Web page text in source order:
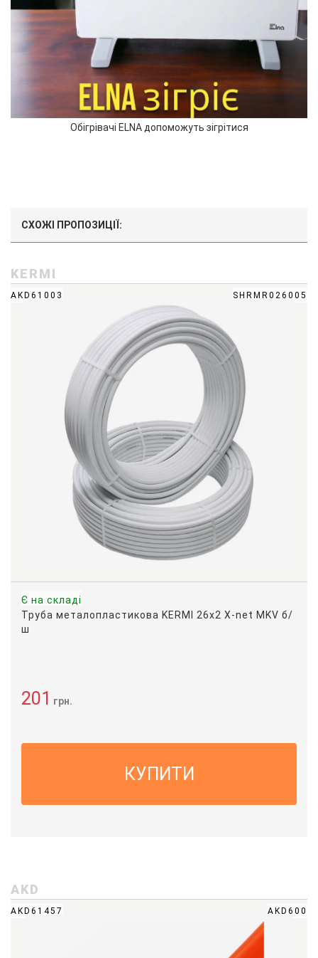
Обігрівачі ELNA допоможуть зігрітися
СХОЖІ ПРОПОЗИЦІЇ:
KERMI
AKD61003 SHRMR026005
Є на складі
Труба металопластикова KERMI 26х2 X-net MKV б/
ш
201 грн.
КУПИТИ
AKD
AKD61457 AKD600